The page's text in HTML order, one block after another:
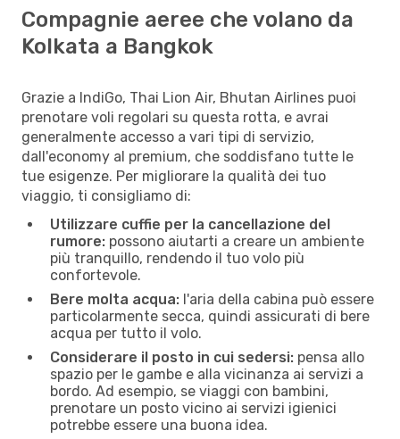
Compagnie aeree che volano da
Kolkata a Bangkok
Grazie a IndiGo, Thai Lion Air, Bhutan Airlines puoi
prenotare voli regolari su questa rotta, e avrai
generalmente accesso a vari tipi di servizio,
dall'economy al premium, che soddisfano tutte le
tue esigenze. Per migliorare la qualità dei tuo
viaggio, ti consigliamo di:
Utilizzare cuffie per la cancellazione del
rumore: possono aiutarti a creare un ambiente
più tranquillo, rendendo il tuo volo più
confortevole.
Bere molta acqua: l'aria della cabina può essere
particolarmente secca, quindi assicurati di bere
acqua per tutto il volo.
Considerare il posto in cui sedersi: pensa allo
spazio per le gambe e alla vicinanza ai servizi a
bordo. Ad esempio, se viaggi con bambini,
prenotare un posto vicino ai servizi igienici
potrebbe essere una buona idea.